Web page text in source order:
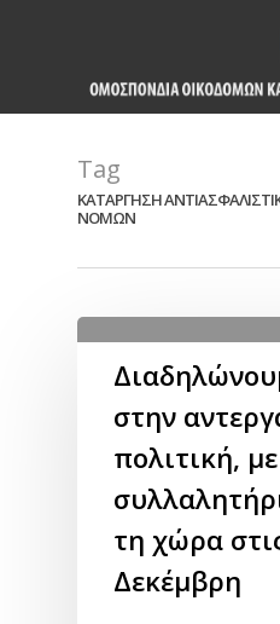
content
Tag
ΚΑΤΑΡΓΗΣΗ
ΝΟΜΩΝ
στην
πολιτική, με
τη χώρα
Δεκέμβρη